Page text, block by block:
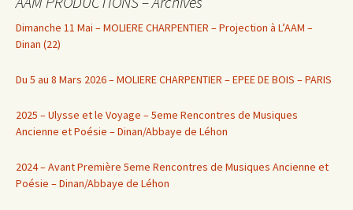
Dimanche 11 Mai – MOLIERE CHARPENTIER – Projection à L’AAM –
Dinan (22)
Du 5 au 8 Mars 2026 – MOLIERE CHARPENTIER – EPEE DE BOIS – PARIS
2025 – Ulysse et le Voyage – 5eme Rencontres de Musiques
Ancienne et Poésie – Dinan/Abbaye de Léhon
2024 – Avant Première 5eme Rencontres de Musiques Ancienne et
Poésie – Dinan/Abbaye de Léhon